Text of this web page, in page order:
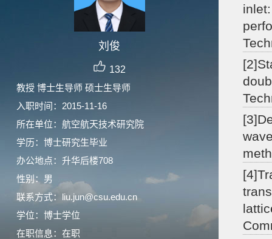
刘俊
132
教授 博士生导师 硕士生导师
入职时间：2015-11-16
所在单位：航空航天技术研究院
学历：博士研究生毕业
办公地点：升华后楼708
性别：男
联系方式：liu.jun@csu.edu.cn
学位：博士学位
在职信息：在职